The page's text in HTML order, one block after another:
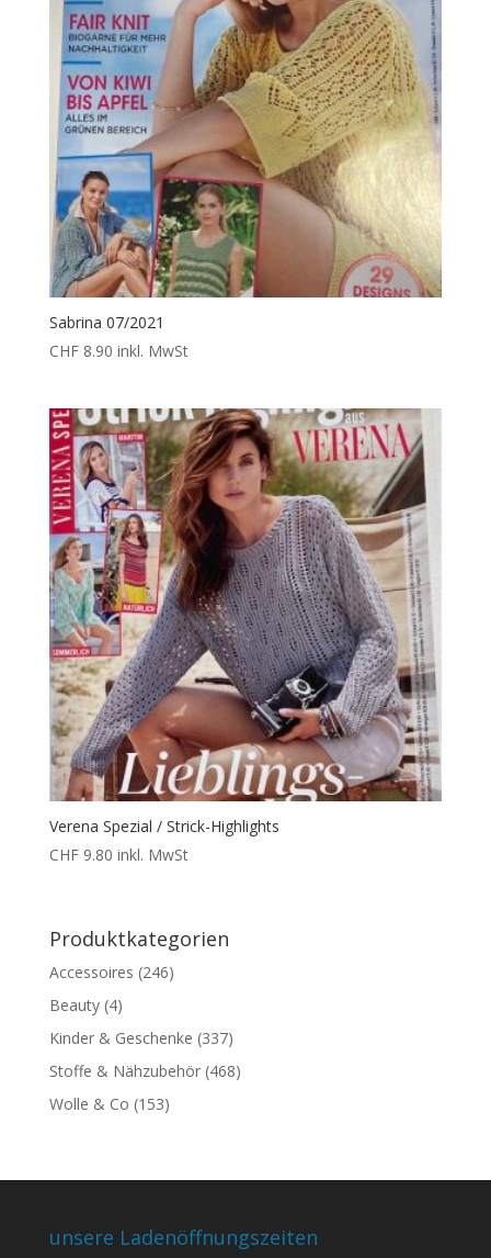
Sabrina 07/2021
CHF8.90 inkl. MwSt
Verena Spezial / Strick-Highlights
CHF9.80 inkl. MwSt
Produktkategorien
Accessoires (246)
Beauty (4)
Kinder & Geschenke (337)
Stoffe & Nähzubehör (468)
Wolle & Co (153)
unsere Ladenöffnungszeiten